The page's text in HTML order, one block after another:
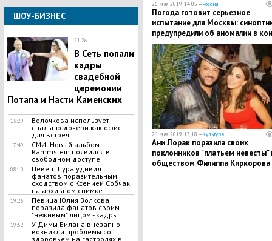
ШОУ-БИЗНЕС
21:26
В Сеть попали
кадры
свадебной
церемонии
Потапа и Насти Каменских
15:29
Волочкова использует
спальню дочери как офис
для встреч
17:49
СМИ: Новый альбом
Rammstein появился в
свободном доступе
08:10
​Певец Шура удивил
фанатов поразительным
сходством с Ксенией Собчак
на архивном снимке
19:25
Певица Юлия Волкова
поразила фанатов своим
"неживым" лицом - кадры
19:52
​У Димы Билана внезапно
возникли проблемы со
здоровьем на гастролях в
26 мая 2019, 14:05 —Россия
​Погода готовит серьезное
испытание для Москвы:
предупредили об аномалии в
мая
26 мая 2019, 13:18 —Культура
Ани Лорак поразила своих
поклонников "платьем невесты"
обществом Филиппа Киркорова